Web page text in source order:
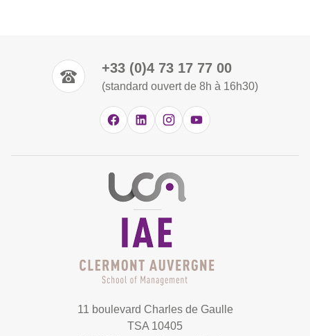
+33 (0)4 73 17 77 00
(standard ouvert de 8h à 16h30)
11 boulevard Charles de Gaulle
TSA 10405